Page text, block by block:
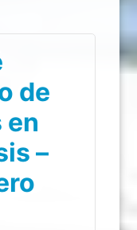
de
en
–